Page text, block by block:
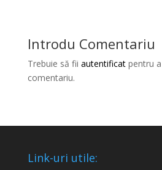
Introdu Comentariu
Trebuie să fii autentificatpentru a
comentariu.
Link-uri utile: